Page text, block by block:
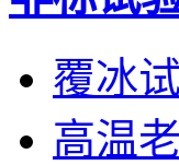
覆冰
高温